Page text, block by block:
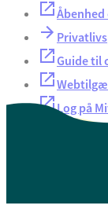
Guide til
Log på